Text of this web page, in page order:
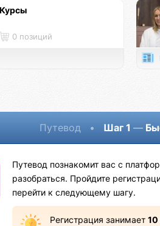
Курсы
0 позиций
Путевод • Шаг 1 —
Путевод познакомит вас с
разобраться. Пройдите
перейти к следующему шагу.
Регистрация занимает 10